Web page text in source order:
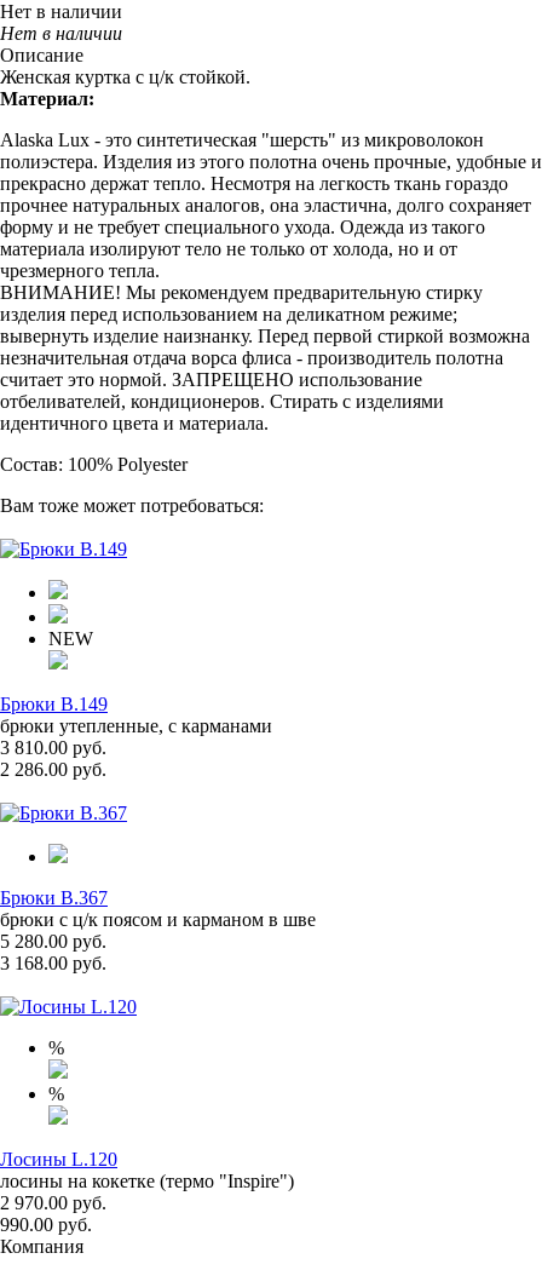
Нет в наличии
Нет в наличии
Описание
Женская куртка с ц/к стойкой.
Материал:
Alaska Lux - это синтетическая "шерсть" из микроволокон
полиэстера. Изделия из этого полотна очень прочные, удобные и
прекрасно держат тепло. Несмотря на легкость ткань гораздо
прочнее натуральных аналогов, она эластична, долго сохраняет
форму и не требует специального ухода. Одежда из такого
материала изолируют тело не только от холода, но и от
чрезмерного тепла.
ВНИМАНИЕ! Мы рекомендуем предварительную стирку
изделия перед использованием на деликатном режиме;
вывернуть изделие наизнанку. Перед первой стиркой возможна
незначительная отдача ворса флиса - производитель полотна
считает это нормой. ЗАПРЕЩЕНО использование
отбеливателей, кондиционеров. Стирать с изделиями
идентичного цвета и материала.
Состав: 100% Polyester
Вам тоже может потребоваться:
NEW
Брюки B.149
брюки утепленные, с карманами
3 810.00 руб.
2 286.00 руб.
Брюки B.367
брюки с ц/к поясом и карманом в шве
5 280.00 руб.
3 168.00 руб.
%
%
Лосины L.120
лосины на кокетке (термо "Inspire")
2 970.00 руб.
990.00 руб.
Компания